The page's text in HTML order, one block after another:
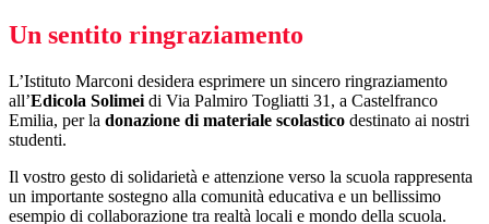
Un sentito ringraziamento
L’Istituto Marconi desidera esprimere un sincero ringraziamento
all’Edicola Solimei di Via Palmiro Togliatti 31, a Castelfranco
Emilia, per la donazione di materiale scolastico destinato ai nostri
studenti.
Il vostro gesto di solidarietà e attenzione verso la scuola rappresenta
un importante sostegno alla comunità educativa e un bellissimo
esempio di collaborazione tra realtà locali e mondo della scuola.